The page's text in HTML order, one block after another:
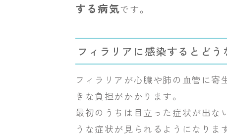
する病気です。
フィラリアに感染するとどう
フィラリアが心臓や肺の血管に寄
きな負担がかかります。
最初のうちは目立った症状が出な
うな症状が見られるようになりま